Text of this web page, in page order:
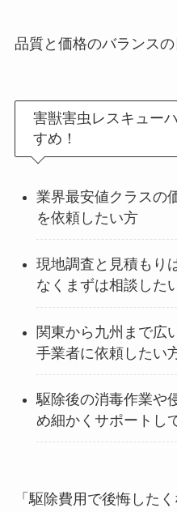
品質と価格のバランスの
害獣害虫レスキュー
すめ！
業界最安値クラスの
を依頼したい方
現地調査と見積もり
なくまずは相談した
関東から九州まで広
手業者に依頼したい
駆除後の消毒作業や
め細かくサポートし
「駆除費用で後悔した